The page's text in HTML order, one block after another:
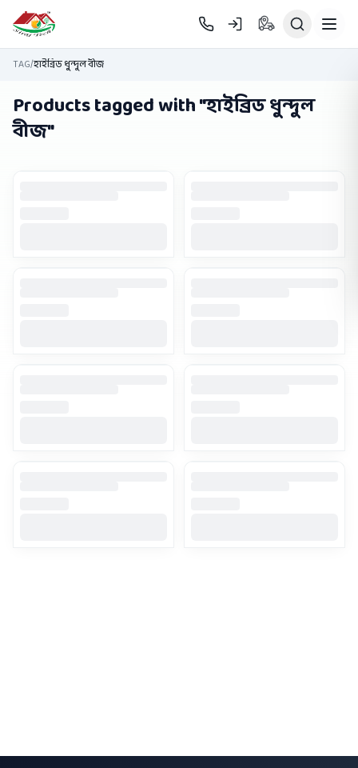
Skip to main content
TAG/হাইব্রিড ধুন্দুল বীজ
Products tagged with "হাইব্রিড ধুন্দুল
বীজ"